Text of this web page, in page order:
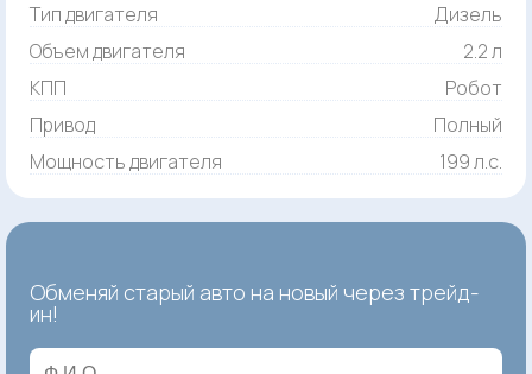
Тип двигателя
Дизель
Объем двигателя
2.2 л
КПП
Робот
Привод
Полный
Мощность двигателя
199 л.с.
Обменяй старый авто на новый через трейд-
ин!